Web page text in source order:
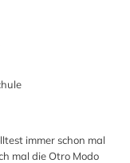
immer schon mal
mal die Otro Modo